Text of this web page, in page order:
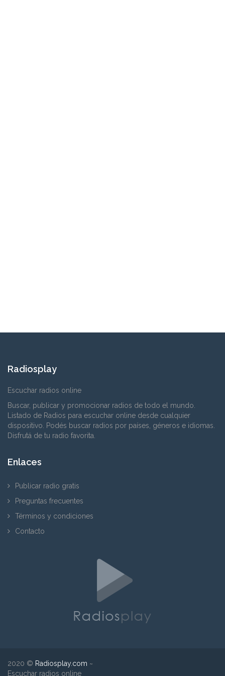
Radiosplay
Escuchar radios online
Buscar, publicar y promocionar radios de todo el mundo.
Listado de Radios para escuchar online desde cualquier
dispositivo. Podés buscar radios por países, géneros e idiomas.
Disfrutá de tu radio favorita.
Enlaces
Publicar radio gratis
Preguntas frecuentes
Términos y condiciones
Contacto
2020 © Radiosplay.com ~
Escuchar radios online